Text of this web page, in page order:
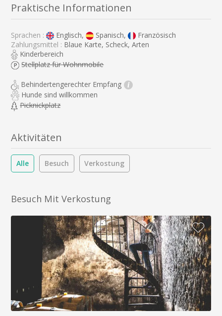
Praktische Informationen
Sprachen : Englisch, Spanisch,
Französisch
Zahlungsmittel : Blaue Karte, Scheck, Arten
Kinderbereich
Stellplatz für Wohnmobile
Behindertengerechter Empfang i
Hunde sind willkommen
Picknickplatz
Aktivitäten
Alle Besuch Verkostung
Besuch Mit Verkostung